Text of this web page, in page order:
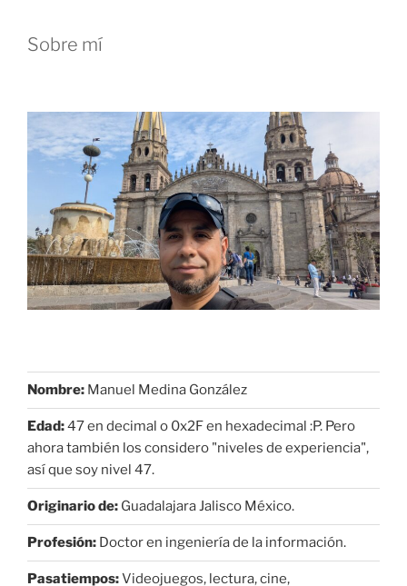
Sobre mí
Nombre: Manuel Medina González
Edad:47 en decimal o 0x2F en hexadecimal :P. Pero
ahora también los considero "niveles de experiencia",
así que soy nivel 47.
Originario de: Guadalajara Jalisco México.
Profesión: Doctor en ingeniería de la información.
Pasatiempos:Videojuegos, lectura, cine,